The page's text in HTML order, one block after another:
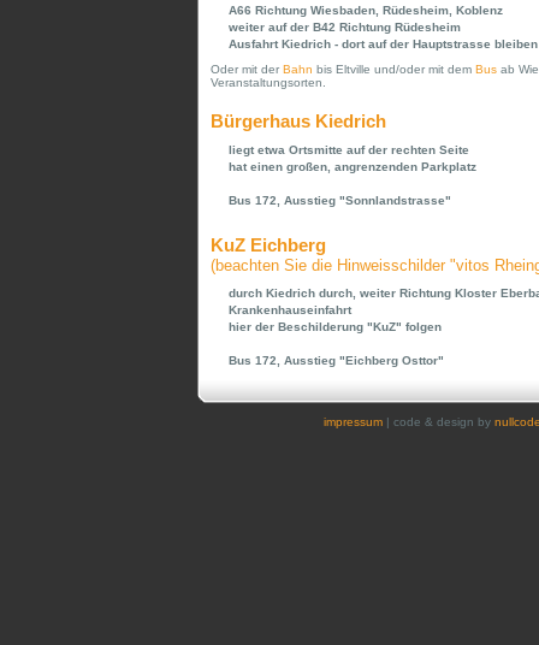
A66 Richtung Wiesbaden, Rüdesheim, Koblenz
weiter auf der B42 Richtung Rüdesheim
Ausfahrt Kiedrich - dort auf der Hauptstrasse bleiben
Oder mit der Bahn bis Eltville und/oder mit dem Bus ab
Veranstaltungsorten.
Bürgerhaus Kiedrich
liegt etwa Ortsmitte auf der rechten Seite
hat einen großen, angrenzenden Parkplatz
Bus 172, Ausstieg "Sonnlandstrasse"
KuZ Eichberg
(beachten Sie die Hinweisschilder "vitos
durch Kiedrich durch, weiter Richtung Kloster
Krankenhauseinfahrt
hier der Beschilderung "KuZ" folgen
Bus 172, Ausstieg "Eichberg Osttor"
impressum | code & design by